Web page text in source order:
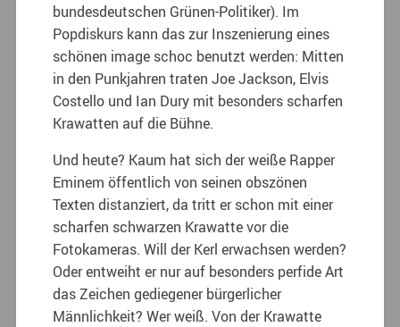
bundesdeutschen Grünen-Politiker). Im
Popdiskurs kann das zur Inszenierung eines
schönen image schoc benutzt werden: Mitten
in den Punkjahren traten Joe Jackson, Elvis
Costello und Ian Dury mit besonders scharfen
Krawatten auf die Bühne.
Und heute? Kaum hat sich der weiße Rapper
Eminem öffentlich von seinen obszönen
Texten distanziert, da tritt er schon mit einer
scharfen schwarzen Krawatte vor die
Fotokameras. Will der Kerl erwachsen werden?
Oder entweiht er nur auf besonders perfide Art
das Zeichen gediegener bürgerlicher
Männlichkeit? Wer weiß. Von der Krawatte